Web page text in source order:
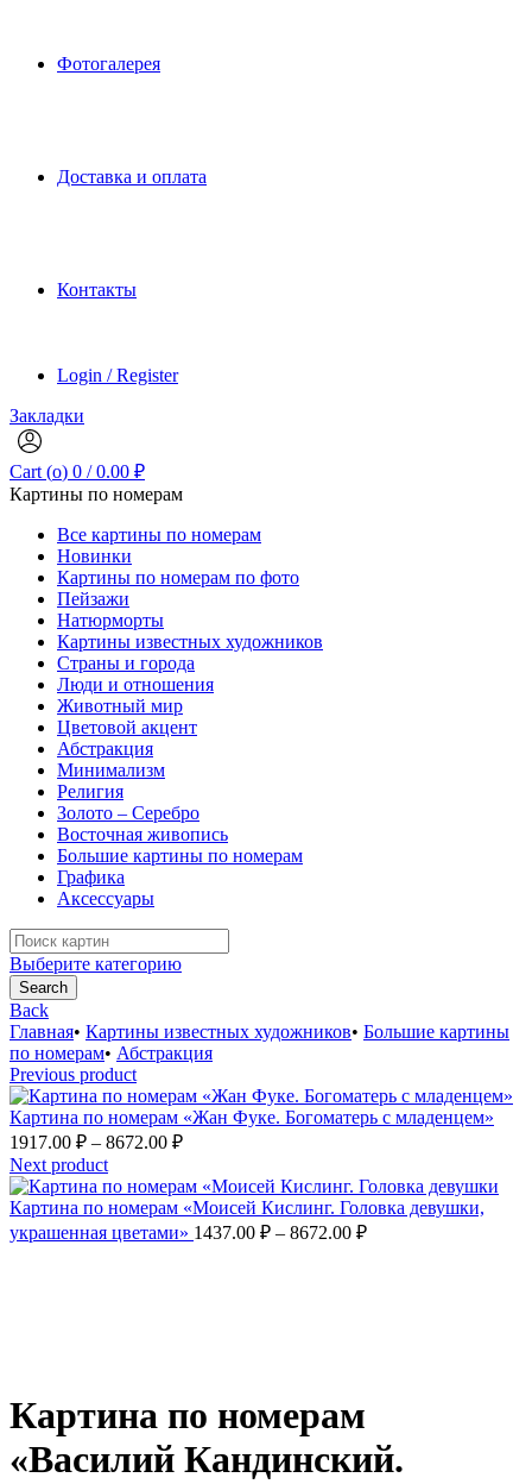
Фотогалерея
Доставка и оплата
Контакты
Login / Register
Закладки
Cart (o) 0 / 0.00 ₽
Картины по номерам
Все картины по номерам
Новинки
Картины по номерам по фото
Пейзажи
Натюрморты
Картины известных художников
Страны и города
Люди и отношения
Животный мир
Цветовой акцент
Абстракция
Минимализм
Религия
Золото – Серебро
Восточная живопись
Большие картины по номерам
Графика
Аксессуары
Search
for:
Выберите категорию
Search
Back
Главная• Картины известных художников• Большие картины
по номерам• Абстракция
Previous product
Картина по номерам «Жан Фуке. Богоматерь с младенцем»
1917.00 ₽ – 8672.00 ₽Диапазон
1917.00 ₽
–
8672.00 ₽
Next product
Картина по номерам «Моисей Кислинг. Головка девушки,
украшенная цветами» 1437.00 ₽ – 8672.00 ₽Диапазон
Картина по номерам
«Василий Кандинский.